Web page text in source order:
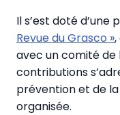
Il s’est doté
Revue du Grasco »
avec un comité
contributions
prévention et de
organisée.